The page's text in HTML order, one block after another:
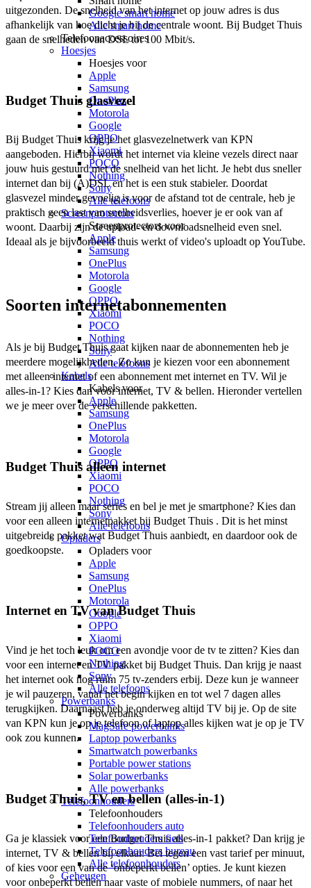
Google smart home
Alle smart home
Telefoonaccessoires
Hoesjes
Hoesjes voor
Apple
Samsung
OnePlus
Motorola
Google
OPPO
Xiaomi
POCO
Nothing
Sony
Alle telefoons
Screenprotectors
Screenprotectors voor
Apple
Samsung
OnePlus
Motorola
Google
OPPO
Xiaomi
POCO
Nothing
Sony
Alle telefoons
Kabels
Kabels voor
Apple
Samsung
OnePlus
Motorola
Google
OPPO
Xiaomi
POCO
Nothing
Sony
Alle telefoons
Opladers
Opladers voor
Apple
Samsung
OnePlus
Motorola
Google
OPPO
Xiaomi
POCO
Nothing
Sony
Alle telefoons
Powerbanks
Powerbanks
MagSafe powerbanks
Laptop powerbanks
Smartwatch powerbanks
Portable power stations
Solar powerbanks
Alle powerbanks
Telefoonhouders
Telefoonhouders
Telefoonhouders auto
Telefoonhouders fiets
Telefoonhouders bureau
Alle telefoonhouders
Geheugen
uitgezonden. De snelheid van het internet op jouw adres is dus
afhankelijk van hoe dicht je bij de centrale woont. Bij Budget Thuis
gaan de snelheden van DSL tot 100 Mbit/s.
Budget Thuis glasvezel
Bij Budget Thuis krijg je het glasvezelnetwerk van KPN
aangeboden. Hierbij wordt het internet via kleine vezels direct naar
jouw huis gestuurd met de snelheid van het licht. Je hebt dus sneller
internet dan bij (A)DSL en het is een stuk stabieler. Doordat
glasvezel minder gevoelig is voor de afstand tot de centrale, heb je
praktisch geen last van snelheidsverlies, hoever je er ook van af
woont. Daarbij zijn de upload- en downloadsnelheid even snel.
Soorten internetabonnementen
Als je bij Budget Thuis gaat kijken naar de abonnementen heb je
meerdere mogelijkheden. Zo kun je kiezen voor een abonnement
met alleen internet of een abonnement met internet en TV. Wil je
alles-in-1? Kies dan voor internet, TV & bellen. Hieronder vertellen
we je meer over de verschillende pakketten.
Budget Thuis alleen internet
Stream jij alleen maar series en bel je met je smartphone? Kies dan
voor een alleen internetpakket bij Budget Thuis . Dit is het minst
uitgebreide pakket wat Budget Thuis aanbiedt, en daardoor ook de
goedkoopste.
Internet en TV van Budget Thuis
Vind je het toch leuk om een avondje voor de tv te zitten? Kies dan
voor een internet en TV pakket bij Budget Thuis. Dan krijg je naast
het internet ook nog ruim 75 tv-zenders erbij. Deze kun je wanneer
je wil pauzeren, vanaf het begin kijken en tot wel 7 dagen alles
terugkijken. Daarnaast heb je onderweg altijd TV bij je. Op de site
van KPN kun je op je telefoon of laptop alles kijken wat je op je TV
ook zou kunnen.
Budget Thuis, TV en bellen (alles-in-1)
Ga je klassiek voor een Budget Thuis alles-in-1 pakket? Dan krijg je
internet, TV & bellen bij elkaar. Bel tegen een vast tarief per minuut,
of kies voor een van de ‘onbeperkt bellen’ opties. Je kunt kiezen
voor onbeperkt bellen naar vaste of mobiele nummers, of naar het